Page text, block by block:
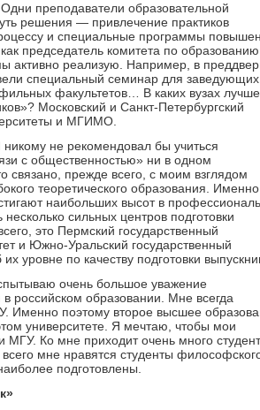
преподаватели образовательной
решения — привлечение практиков
и специальные программы
председатель комитета по образованию
активно реализую. Например, в
специальный семинар для заведующих
факультетов… В каких вузах лучше
Московский и Санкт-Петербургский
и МГИМО.
никому не рекомендовал бы учиться
с общественностью» ни в одном
связано, прежде всего, с моим взглядом
теоретического образования. Именно
наибольших высот в
сильных центров подготовки
это Пермский государственный
и Южно-Уральский государственный
уровне по качеству подготовки
очень большое уважение
российском образовании. Мне всегда
Именно поэтому второе высшее
университете. Я мечтаю, чтобы мои
МГУ. Ко мне приходит очень много
мне нравятся студенты
подготовлены.